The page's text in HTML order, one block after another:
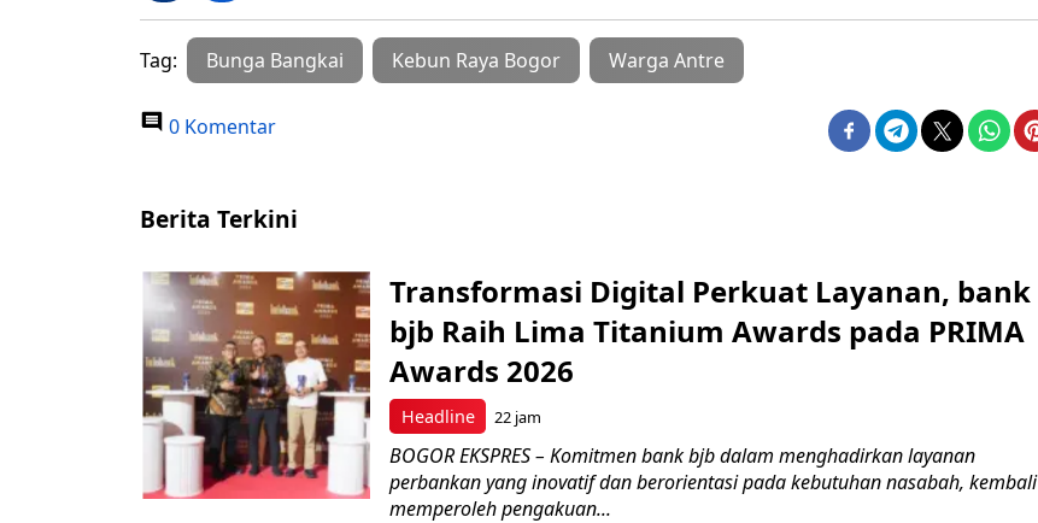
Tag: Bunga Bangkai Kebun Raya Bogor Warga Antre
0 Komentar
Berita Terkini
Headline
Transformasi Digital Perkuat Layanan, bank
bjb Raih Lima Titanium Awards pada PRIMA
Awards 2026
22 jam
BOGOR EKSPRES – Komitmen bank bjb dalam menghadirkan layanan
perbankan yang inovatif dan berorientasi pada kebutuhan nasabah, kembali
memperoleh pengakuan...